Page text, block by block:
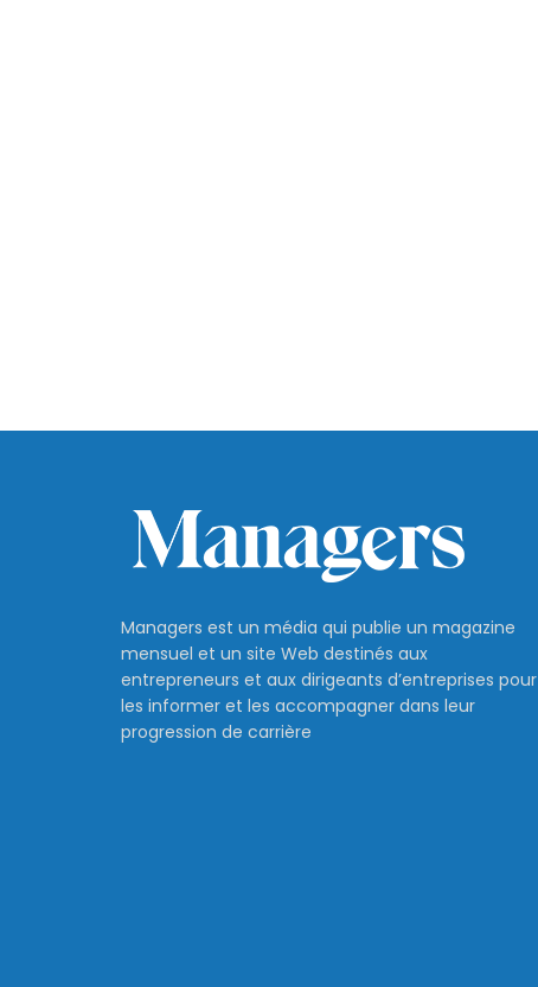
Managers est un média qui publie un magazine
mensuel et un site Web destinés aux
entrepreneurs et aux dirigeants d’entreprises pour
les informer et les accompagner dans leur
progression de carrière